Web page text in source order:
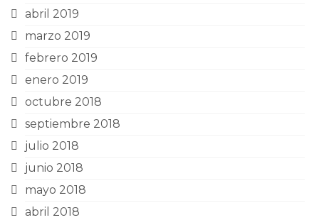
abril 2019
marzo 2019
febrero 2019
enero 2019
octubre 2018
septiembre 2018
julio 2018
junio 2018
mayo 2018
abril 2018